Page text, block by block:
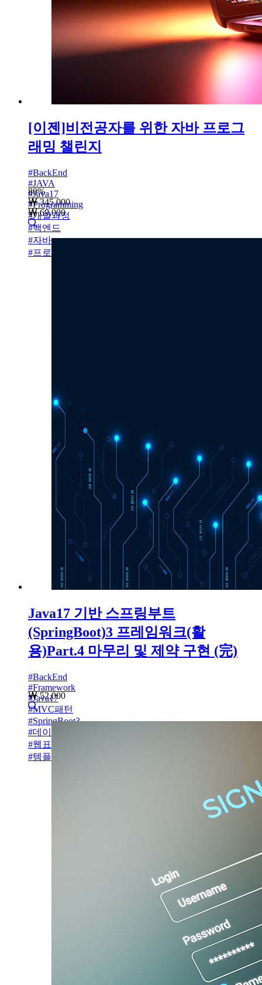
[이젠]비전공자를 위한 자바 프로그
래밍 챌린지
#BackEnd
#JAVA
#Java17
#Programming
#개발과정
#백엔드
#자바
#프로그래밍언어
80%
345,000
69,000
Java17 기반 스프링부트
(SpringBoot)3 프레임워크(활
용)Part.4 마무리 및 제약 구현 (完)
#BackEnd
#Framework
#Java17
#MVC패턴
#SpringBoot3
#데이터베이스
#웹표준
#템플릿엔진
52,000